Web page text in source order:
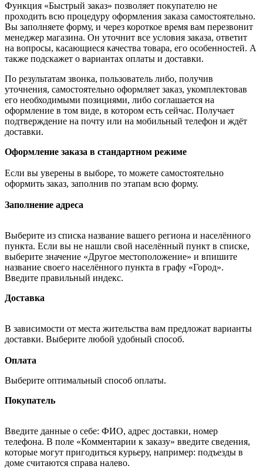
Функция «Быстрый заказ» позволяет покупателю не
проходить всю процедуру оформления заказа самостоятельно.
Вы заполняете форму, и через короткое время вам перезвонит
менеджер магазина. Он уточнит все условия заказа, ответит
на вопросы, касающиеся качества товара, его особенностей. А
также подскажет о вариантах оплаты и доставки.
По результатам звонка, пользователь либо, получив
уточнения, самостоятельно оформляет заказ, укомплектовав
его необходимыми позициями, либо соглашается на
оформление в том виде, в котором есть сейчас. Получает
подтверждение на почту или на мобильный телефон и ждёт
доставки.
Оформление заказа в стандартном режиме
Если вы уверены в выборе, то можете самостоятельно
оформить заказ, заполнив по этапам всю форму.
Заполнение адреса
Выберите из списка название вашего региона и населённого
пункта. Если вы не нашли свой населённый пункт в списке,
выберите значение «Другое местоположение» и впишите
название своего населённого пункта в графу «Город».
Введите правильный индекс.
Доставка
В зависимости от места жительства вам предложат варианты
доставки. Выберите любой удобный способ.
Оплата
Выберите оптимальный способ оплаты.
Покупатель
Введите данные о себе: ФИО, адрес доставки, номер
телефона. В поле «Комментарии к заказу» введите сведения,
которые могут пригодиться курьеру, например: подъезды в
доме считаются справа налево.